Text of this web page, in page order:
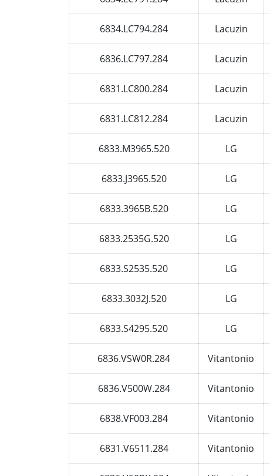
6834.LC794.284 Lacuzin
6836.LC797.284 Lacuzin
6831.LC800.284 Lacuzin
6831.LC812.284 Lacuzin
6833.M3965.520 LG
6833.J3965.520 LG
6833.3965B.520 LG
6833.2535G.520 LG
6833.S2535.520 LG
6833.3032J.520 LG
6833.S4295.520 LG
6836.VSW0R.284 Vitantonio
6836.V500W.284 Vitantonio
6838.VF003.284 Vitantonio
6831.V6511.284 Vitantonio